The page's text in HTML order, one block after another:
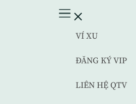
VÍ XU
ĐĂNG KÝ VIP
LIÊN HỆ QTV